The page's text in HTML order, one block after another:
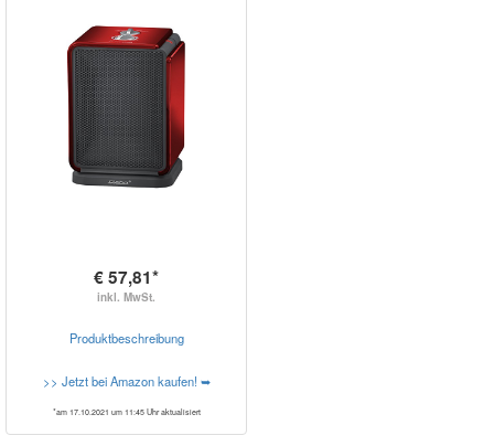
€ 57,81*
inkl. MwSt.
Produktbeschreibung
>> Jetzt bei Amazon kaufen! ➥
*am 17.10.2021 um 11:45 Uhr aktualisiert